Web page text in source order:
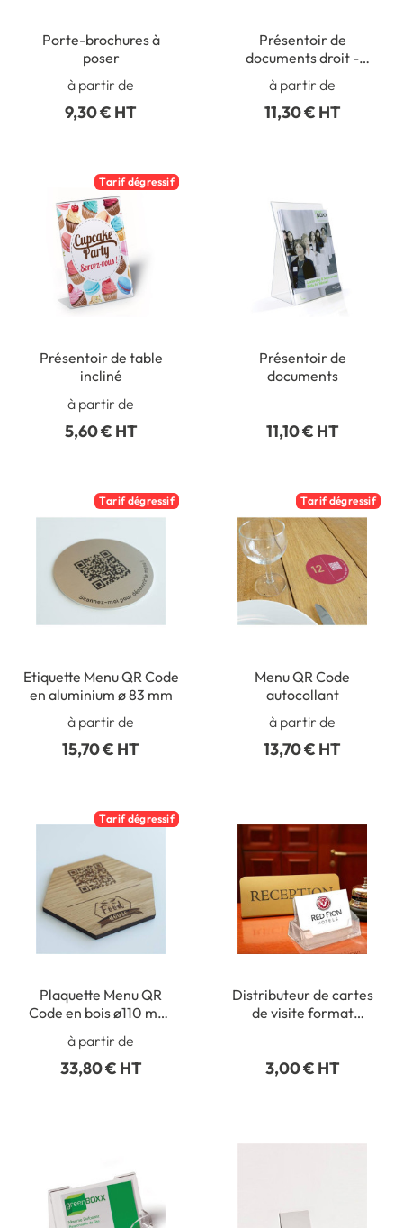
Porte-brochures à
poser
à partir de
9,30 € HT
Présentoir de
documents droit -
Forme T - L´unité
à partir de
11,30 € HT
Tarif dégressif
Présentoir de table
incliné
à partir de
5,60 € HT
Présentoir de
documents
11,10 € HT
Tarif dégressif
Etiquette Menu QR Code
en aluminium ø 83 mm
à partir de
15,70 € HT
Tarif dégressif
Menu QR Code
autocollant
à partir de
13,70 € HT
Tarif dégressif
Plaquette Menu QR
Code en bois ø110 mm,
Long côtés 55 mm
à partir de
33,80 € HT
Distributeur de cartes
de visite format
3,00 € HT